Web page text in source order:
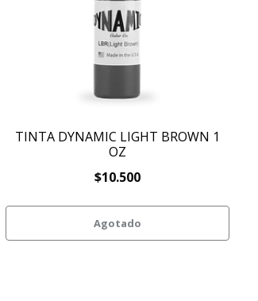
TINTA DYNAMIC LIGHT BROWN 1
OZ
$10.500
Agotado